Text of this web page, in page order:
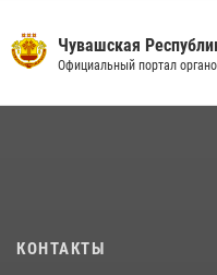
06 июля 2026, 11:23 3
безопасности во время
14 июля 2026, 13:09
Чувашская
Официальный портал
КОНТАКТЫ